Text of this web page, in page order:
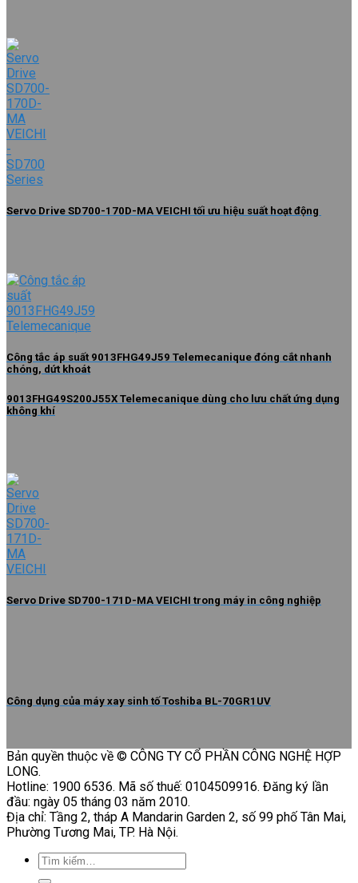
Servo Drive SD700-170D-MA VEICHI tối ưu hiệu suất hoạt động
Công tắc áp suất 9013FHG49J59 Telemecanique đóng cắt nhanh
chóng, dứt khoát
9013FHG49S200J55X Telemecanique dùng cho lưu chất ứng dụng
không khí
Servo Drive SD700-171D-MA VEICHI trong máy in công nghiệp
Công dụng của máy xay sinh tố Toshiba BL-70GR1UV
Bản quyền thuộc về © CÔNG TY CỔ PHẦN CÔNG NGHỆ HỢP
LONG.
Hotline: 1900 6536. Mã số thuế: 0104509916. Đăng ký lần
đầu: ngày 05 tháng 03 năm 2010.
Địa chỉ: Tầng 2, tháp A Mandarin Garden 2, số 99 phố Tân Mai,
Phường Tương Mai, TP. Hà Nội.
Tìm
kiếm: